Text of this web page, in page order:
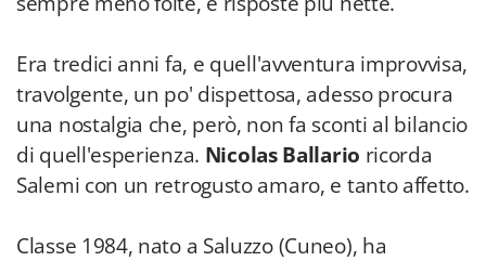
Era tredici anni fa, e quell'avventura improvvisa,
travolgente, un po' dispettosa, adesso procura
una nostalgia che, però, non fa sconti al bilancio
di quell'esperienza. Nicolas Ballario ricorda
Salemi con un retrogusto amaro, e tanto affetto.
Classe 1984, nato a Saluzzo (Cuneo), ha